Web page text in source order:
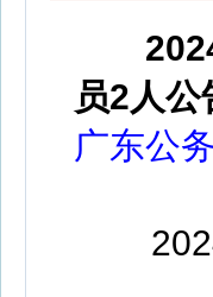
员2人公
广东公
2024